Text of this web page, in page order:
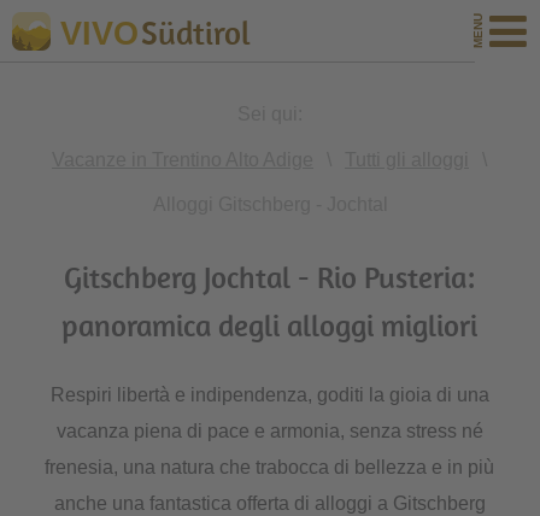
VIVOSüdtirol
Gitschberg Jochtal - Rio Pusteria:
panoramica degli alloggi migliori
Respiri libertà e indipendenza, goditi la gioia di una
vacanza piena di pace e armonia, senza stress né
frenesia, una natura che trabocca di bellezza e in più
anche una fantastica offerta di alloggi a Gitschberg